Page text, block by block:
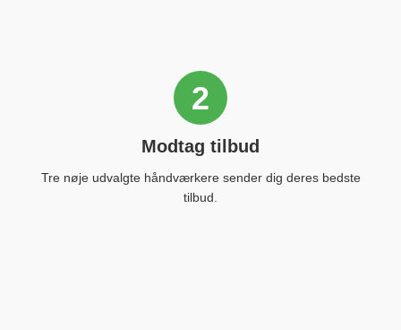
2
Modtag tilbud
Tre nøje udvalgte håndværkere sender dig deres bedste
tilbud.